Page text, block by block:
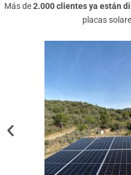
Más de2.000 clientes ya están
placas